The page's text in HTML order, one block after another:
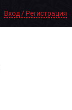
Вход / Регистрация